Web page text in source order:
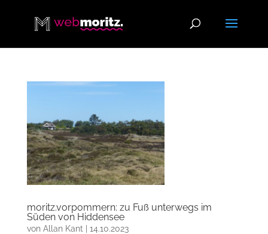
moritz.vorpommern: zu Fuß unterwegs im
Süden von Hiddensee
von Allan Kant | 14.10.2023